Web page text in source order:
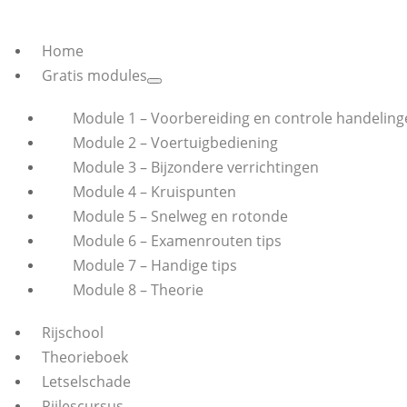
Home
Gratis modules
Module 1 – Voorbereiding en controle
Module 2 – Voertuigbediening
Module 3 – Bijzondere verrichtingen
Module 4 – Kruispunten
Module 5 – Snelweg en rotonde
Module 6 – Examenrouten tips
Module 7 – Handige tips
Module 8 – Theorie
Rijschool
Theorieboek
Letselschade